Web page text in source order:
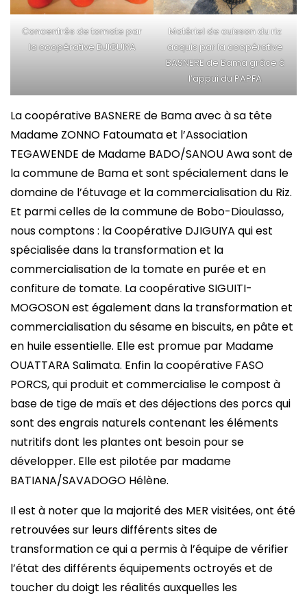
Concentrés de tomate par
la coopérative DJIGUIYA
Matériel de cuisson du riz
acquis par la coopérative
BASNERE de Bama grâce à
l’appui du PAPFA
La coopérative BASNERE de Bama avec à sa tête
Madame ZONNO Fatoumata et l’Association
TEGAWENDE de Madame BADO/SANOU Awa sont de
la commune de Bama et sont spécialement dans le
domaine de l’étuvage et la commercialisation du Riz.
Et parmi celles de la commune de Bobo-Dioulasso,
nous comptons : la Coopérative DJIGUIYA qui est
spécialisée dans la transformation et la
commercialisation de la tomate en purée et en
confiture de tomate. La coopérative SIGUITI-
MOGOSON est également dans la transformation et
commercialisation du sésame en biscuits, en pâte et
en huile essentielle. Elle est promue par Madame
OUATTARA Salimata. Enfin la coopérative FASO
PORCS, qui produit et commercialise le compost à
base de tige de maïs et des déjections des porcs qui
sont des engrais naturels contenant les éléments
nutritifs dont les plantes ont besoin pour se
développer. Elle est pilotée par madame
BATIANA/SAVADOGO Hélène.
Il est à noter que la majorité des MER visitées, ont été
retrouvées sur leurs différents sites de
transformation ce qui a permis à l’équipe de vérifier
l’état des différents équipements octroyés et de
toucher du doigt les réalités auxquelles les